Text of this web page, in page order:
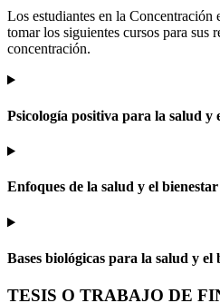
Los estudiantes en la Concentración
tomar los siguientes cursos para sus
concentración.
Psicología positiva para la salud y
Enfoques de la salud y el
Bases biológicas para la salud y el
TESIS O TRABAJO DE